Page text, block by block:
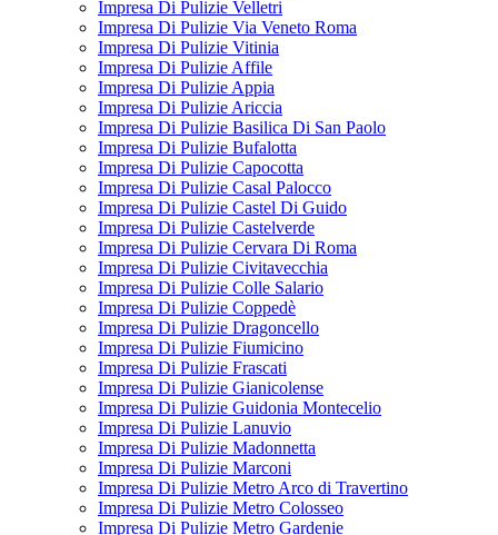
Impresa Di Pulizie Velletri
Impresa Di Pulizie Via Veneto Roma
Impresa Di Pulizie Vitinia
Impresa Di Pulizie Affile
Impresa Di Pulizie Appia
Impresa Di Pulizie Ariccia
Impresa Di Pulizie Basilica Di San Paolo
Impresa Di Pulizie Bufalotta
Impresa Di Pulizie Capocotta
Impresa Di Pulizie Casal Palocco
Impresa Di Pulizie Castel Di Guido
Impresa Di Pulizie Castelverde
Impresa Di Pulizie Cervara Di Roma
Impresa Di Pulizie Civitavecchia
Impresa Di Pulizie Colle Salario
Impresa Di Pulizie Coppedè
Impresa Di Pulizie Dragoncello
Impresa Di Pulizie Fiumicino
Impresa Di Pulizie Frascati
Impresa Di Pulizie Gianicolense
Impresa Di Pulizie Guidonia Montecelio
Impresa Di Pulizie Lanuvio
Impresa Di Pulizie Madonnetta
Impresa Di Pulizie Marconi
Impresa Di Pulizie Metro Arco di Travertino
Impresa Di Pulizie Metro Colosseo
Impresa Di Pulizie Metro Gardenie